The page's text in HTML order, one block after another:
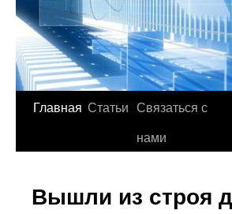
Главная Статьи Связаться с
нами
Вышли из строя